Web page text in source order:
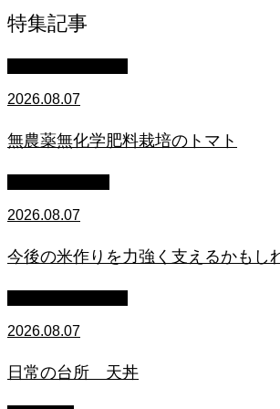
特集記事
2026.08.07
無農薬無化学肥料栽培のトマト
2026.08.07
今後の米作りを力強く支えるかもし
2026.08.07
日常の台所 天丼